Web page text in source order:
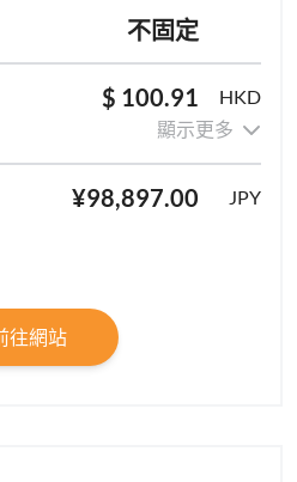
不固定
$ 100.91
HKD
顯示更多
¥98,897.00 JPY
往網站